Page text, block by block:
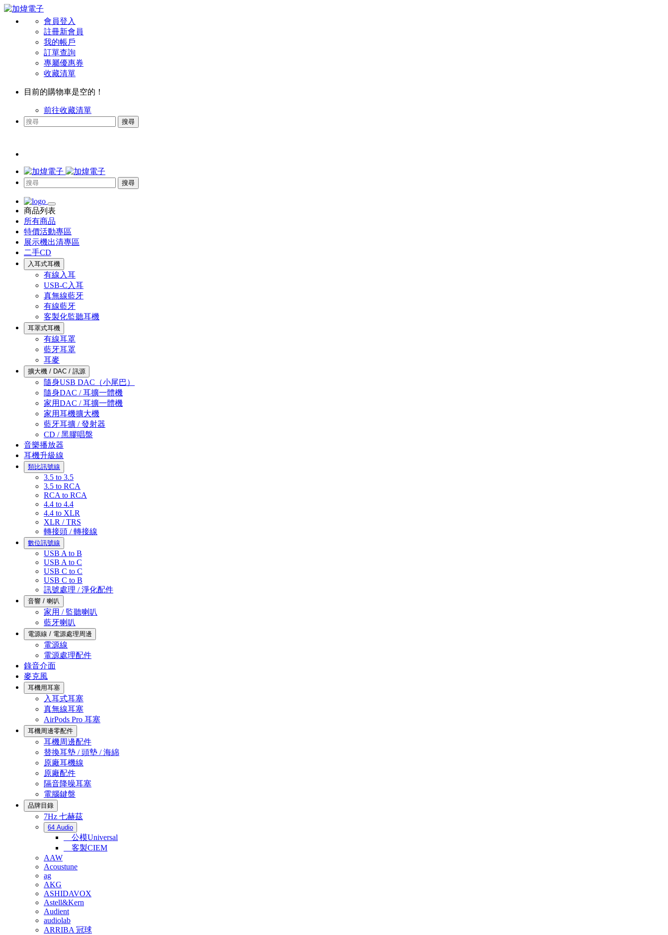
會員登入
註冊新會員
我的帳戶
訂單查詢
專屬優惠券
收藏清單
目前的購物車是空的！
前往收藏清單
搜尋
搜尋
商品列表
所有商品
特價活動專區
展示機出清專區
二手CD
入耳式耳機
有線入耳
USB-C入耳
真無線藍牙
有線藍牙
客製化監聽耳機
耳罩式耳機
有線耳罩
藍牙耳罩
耳麥
擴大機 / DAC / 訊源
隨身USB DAC（小尾巴）
隨身DAC / 耳擴一體機
家用DAC / 耳擴一體機
家用耳機擴大機
藍牙耳擴 / 發射器
CD / 黑膠唱盤
音樂播放器
耳機升級線
類比訊號線
3.5 to 3.5
3.5 to RCA
RCA to RCA
4.4 to 4.4
4.4 to XLR
XLR / TRS
轉接頭 / 轉接線
數位訊號線
USB A to B
USB A to C
USB C to C
USB C to B
訊號處理 / 淨化配件
音響 / 喇叭
家用 / 監聽喇叭
藍牙喇叭
電源線 / 電源處理周邊
電源線
電源處理配件
錄音介面
麥克風
耳機用耳塞
入耳式耳塞
真無線耳塞
AirPods Pro 耳塞
耳機周邊零配件
耳機周邊配件
替換耳墊 / 頭墊 / 海綿
原廠耳機線
原廠配件
隔音降噪耳塞
電腦鍵盤
品牌目錄
7Hz 七赫茲
64 Audio
公模Universal
客製CIEM
AAW
Acoustune
ag
AKG
ASHIDAVOX
Astell&Kern
Audient
audiolab
ARRIBA 冠球